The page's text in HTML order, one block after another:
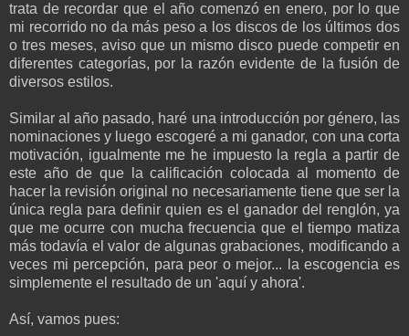
trata de recordar que el año comenzó en enero, por lo que
mi recorrido no da más peso a los discos de los últimos dos
o tres meses, aviso que un mismo disco puede competir en
diferentes categorías, por la razón evidente de la fusión de
diversos estilos.
Similar al año pasado, haré una introducción por género, las
nominaciones y luego escogeré a mi ganador, con una corta
motivación, igualmente me he impuesto la regla a partir de
este año de que la calificación colocada al momento de
hacer la revisión original no necesariamente tiene que ser la
única regla para definir quien es el ganador del renglón, ya
que me ocurre con mucha frecuencia que el tiempo matiza
más todavía el valor de algunas grabaciones, modificando a
veces mi percepción, para peor o mejor... la escogencia es
simplemente el resultado de un 'aquí y ahora'.
Así, vamos pues: